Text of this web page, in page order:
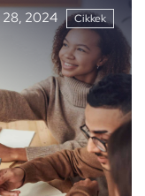
2024 Cikkek